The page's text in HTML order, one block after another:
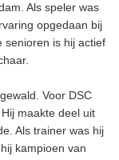
Als speler was
opgedaan bij
senioren is hij actief
Voor DSC
maakte deel uit
Als trainer was hij
kampioen van